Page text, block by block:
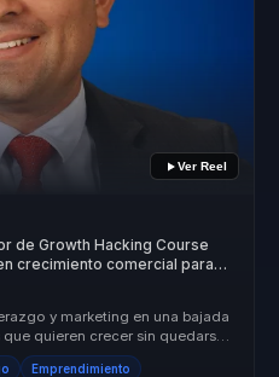
Ver Reel
de Growth Hacking Course
crecimiento comercial para
y marketing en una bajada
quieren crecer sin quedarse
Emprendimiento